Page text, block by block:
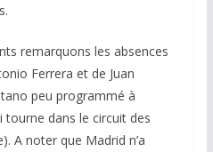
remarquons les absences
Ferrera et de Juan
peu programmé à
dans le circuit des
A noter que Madrid n’a